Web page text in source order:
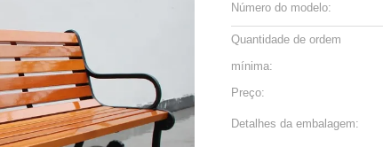
Número do modelo:
Quantidade de ordem
mínima:
Preço:
Detalhes da embalagem: